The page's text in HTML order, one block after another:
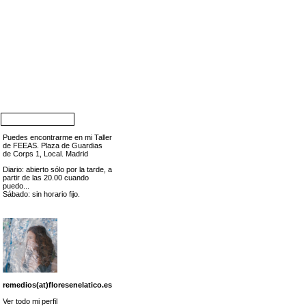
Puedes encontrarme en mi Taller
de FEEAS. Plaza de Guardias
de Corps 1, Local. Madrid
Diario: abierto sólo por la tarde, a
partir de las 20.00 cuando
puedo...
Sábado: sin horario fijo.
remedios(at)floresenelatico.es
Ver todo mi perfil